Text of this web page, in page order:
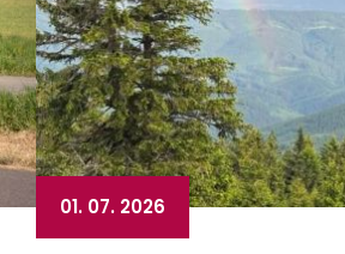
01. 07. 2026